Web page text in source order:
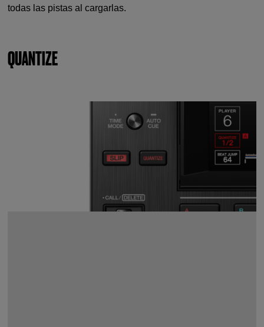
todas las pistas al cargarlas.
QUANTIZE